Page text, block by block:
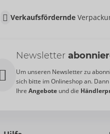
Verkaufsfördernde
Newsletter
Um unseren Newsletter zu
sich bitte im Onlineshop an.
Ihre Angebote und die